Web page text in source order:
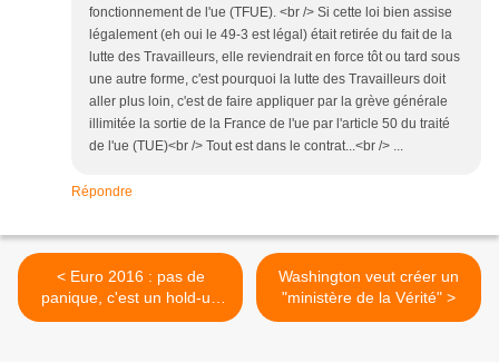
fonctionnement de l'ue (TFUE). <br /> Si cette loi bien assise
légalement (eh oui le 49-3 est légal) était retirée du fait de la
lutte des Travailleurs, elle reviendrait en force tôt ou tard sous
une autre forme, c'est pourquoi la lutte des Travailleurs doit
aller plus loin, c'est de faire appliquer par la grève générale
illimitée la sortie de la France de l'ue par l'article 50 du traité
de l'ue (TUE)<br /> Tout est dans le contrat...<br /> ...
Répondre
< Euro 2016 : pas de
panique, c'est un hold-up
fiscal !
Washington veut créer un
"ministère de la Vérité" >